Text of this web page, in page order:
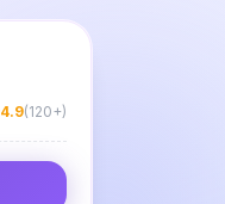
4.9(120+)